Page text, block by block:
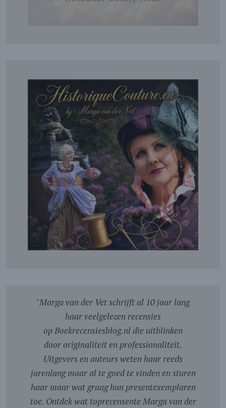
"Marga van der Vet schrijft al 10 jaar lang
haar veelgelezen recensies
op Boekrecensiesblog.nl die uitblinken
door originaliteit en professionaliteit.
Uitgevers en auteurs weten haar reeds
jarenlang maar al te goed te vinden en sturen
haar maar wat graag hun presentexemplaren
toe. Ontdek wat toprecensente Marga van der